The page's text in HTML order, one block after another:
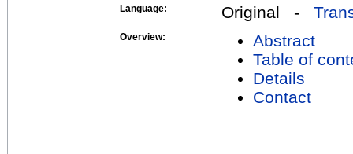
Language:
Original -
Overview:
Abstract
Table of
Details
Contact